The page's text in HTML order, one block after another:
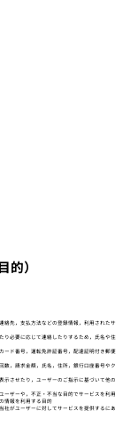
）
絡先，支払方法などの登録情報，利用されたサ
り必要に応じて連絡したりするため，氏名や住
ード番号，運転免許証番号，配達証明付き郵便
数，請求金額，氏名，住所，銀行口座番号やク
示させたり，ユーザーのご指示に基づいて他の
ーザーや，不正・不当な目的でサービスを利用
情報を利用する目的
社がユーザーに対してサービスを提供するにあ